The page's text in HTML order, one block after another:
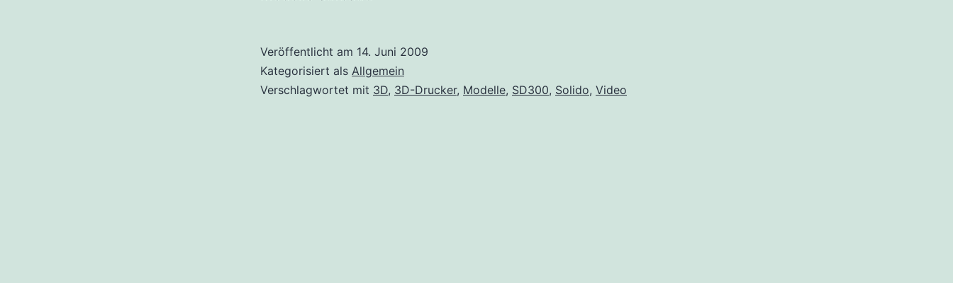
Veröffentlicht am 14. Juni 2009
Kategorisiert als Allgemein
Verschlagwortet mit 3D, 3D-Drucker, Modelle, SD300, Solido, Video